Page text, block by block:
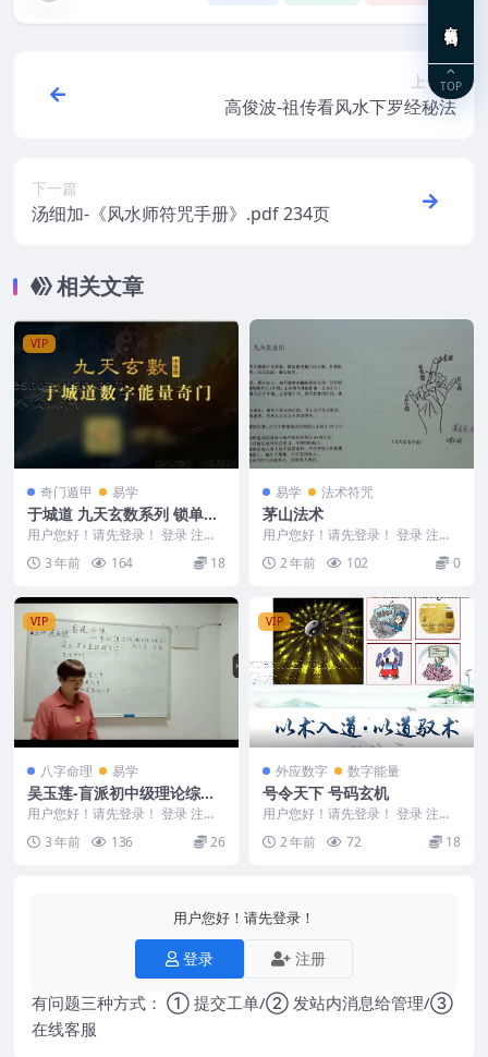
上一篇
高俊波-祖传看风水下罗经秘法
下一篇
汤细加-《风水师符咒手册》.pdf 234页
相关文章
VIP
奇门遁甲 易学
于城道 九天玄数系列 锁单宫
奇门班+香法 中级课程
用户您好！请先登录！ 登录 注册
于城道 于城道人 九天玄数系列 锁
单宫奇门班...
3 年前 164 18
易学 法术符咒
茅山法术
用户您好！请先登录！ 登录 注册
茅山法术 2411113
2 年前 102 0
VIP
八字命理 易学
吴玉莲-盲派初中级理论综合
版视频26集53.9 GB
用户您好！请先登录！ 登录 注册
吴玉莲-盲派初中级理论综合版视
频26集53.9...
3 年前 136 26
VIP
外应数字 数字能量
号令天下 号码玄机
用户您好！请先登录！ 登录 注册
号令天下 2403061 001.号令天下
壹....2 年前 72 18
用户您好！请先登录！
登录 注册
有问题三种方式： ① 提交工单/② 发站内消息给管理/③
在线客服
TOP